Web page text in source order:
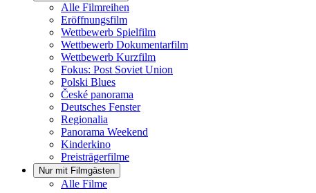
Alle Filmreihen
Eröffnungsfilm
Wettbewerb Spielfilm
Wettbewerb Dokumentarfilm
Wettbewerb Kurzfilm
Fokus: Post Soviet Union
Polski Blues
České panorama
Deutsches Fenster
Regionalia
Panorama Weekend
Kinderkino
Preisträgerfilme
Nur mit Filmgästen
Alle Filme